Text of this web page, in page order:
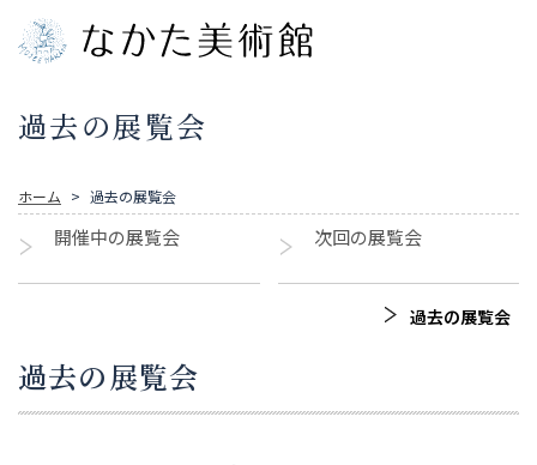
過去の展覧会
ホーム 過去の展覧会
開催中の展覧会 次回の展覧会
過去の展覧会
過去の展覧会